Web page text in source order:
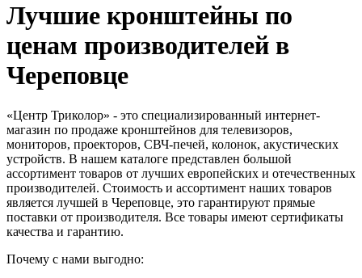
Лучшие кронштейны по
ценам производителей в
Череповце
«Центр Триколор» - это специализированный интернет-
магазин по продаже кронштейнов для телевизоров,
мониторов, проекторов, СВЧ-печей, колонок, акустических
устройств. В нашем каталоге представлен большой
ассортимент товаров от лучших европейских и отечественных
производителей. Стоимость и ассортимент наших товаров
является лучшей в Череповце, это гарантируют прямые
поставки от производителя. Все товары имеют сертификаты
качества и гарантию.
Почему с нами выгодно: